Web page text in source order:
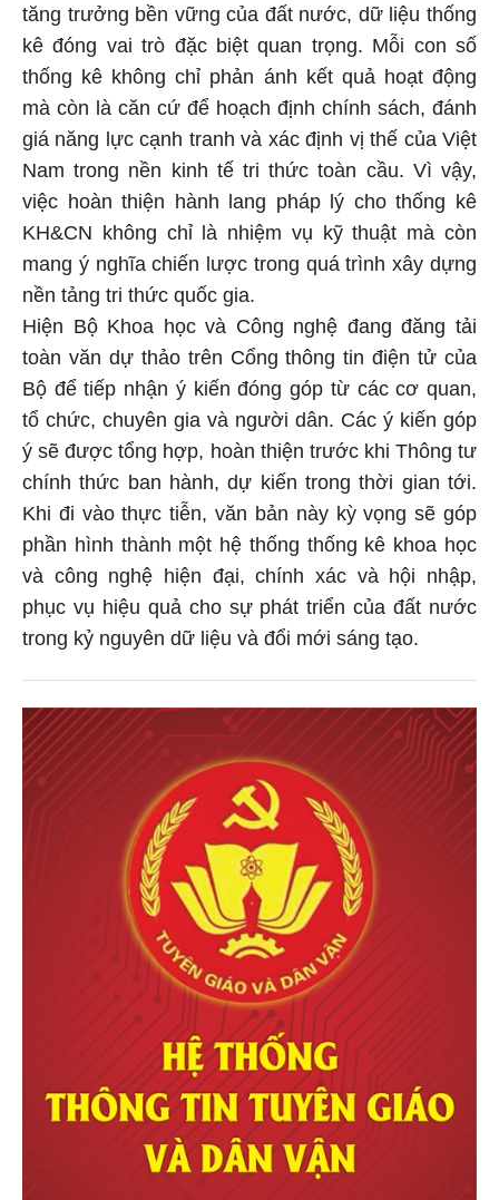
tăng trưởng bền vững của đất nước, dữ liệu thống
kê đóng vai trò đặc biệt quan trọng. Mỗi con số
thống kê không chỉ phản ánh kết quả hoạt động
mà còn là căn cứ để hoạch định chính sách, đánh
giá năng lực cạnh tranh và xác định vị thế của Việt
Nam trong nền kinh tế tri thức toàn cầu. Vì vậy,
việc hoàn thiện hành lang pháp lý cho thống kê
KH&CN không chỉ là nhiệm vụ kỹ thuật mà còn
mang ý nghĩa chiến lược trong quá trình xây dựng
nền tảng tri thức quốc gia.
Hiện Bộ Khoa học và Công nghệ đang đăng tải
toàn văn dự thảo trên Cổng thông tin điện tử của
Bộ để tiếp nhận ý kiến đóng góp từ các cơ quan,
tổ chức, chuyên gia và người dân. Các ý kiến góp
ý sẽ được tổng hợp, hoàn thiện trước khi Thông tư
chính thức ban hành, dự kiến trong thời gian tới.
Khi đi vào thực tiễn, văn bản này kỳ vọng sẽ góp
phần hình thành một hệ thống thống kê khoa học
và công nghệ hiện đại, chính xác và hội nhập,
phục vụ hiệu quả cho sự phát triển của đất nước
trong kỷ nguyên dữ liệu và đổi mới sáng tạo.